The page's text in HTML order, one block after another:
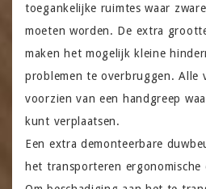
toegankelijke ruimtes waar
moeten worden. De extra
maken het mogelijk kleine
problemen te overbruggen. Alle
voorzien van een handgreep
kunt verplaatsen.
Een extra demonteerbare
het transporteren ergonomische